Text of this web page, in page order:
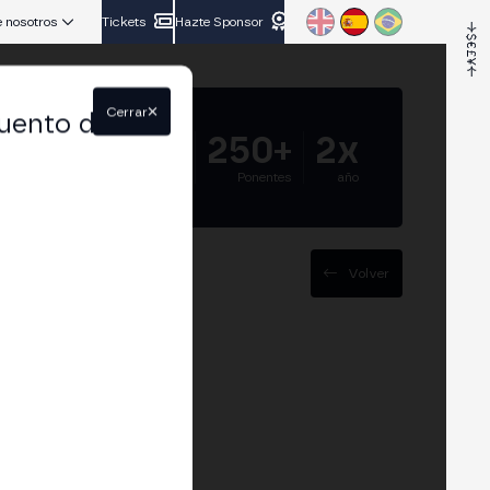
nosotros Tickets Hazte Sponsor
250+
Ponentes
2x
año
Volver
delCerrar